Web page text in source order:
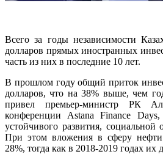
Всего за годы независимости
долларов прямых иностранных
часть из них в последние 10 лет.
В прошлом году общий приток
долларов, что на 38% выше, чем
привел премьер-министр РК
конференции Astana Finance
устойчивого развития, социальной
При этом вложения в сферу
28%, тогда как в 2018-2019 годах их